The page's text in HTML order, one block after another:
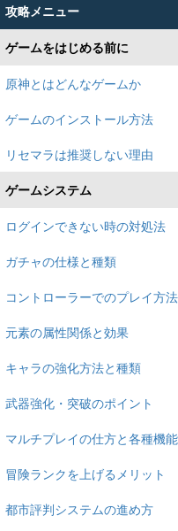
攻略メニュー
ゲームをはじめる前に
原神とはどんなゲームか
ゲームのインストール方法
リセマラは推奨しない理由
ゲームシステム
ログインできない時の対処法
ガチャの仕様と種類
コントローラーでのプレイ方法
元素の属性関係と効果
キャラの強化方法と種類
武器強化・突破のポイント
マルチプレイの仕方と各種機能
冒険ランクを上げるメリット
都市評判システムの進め方